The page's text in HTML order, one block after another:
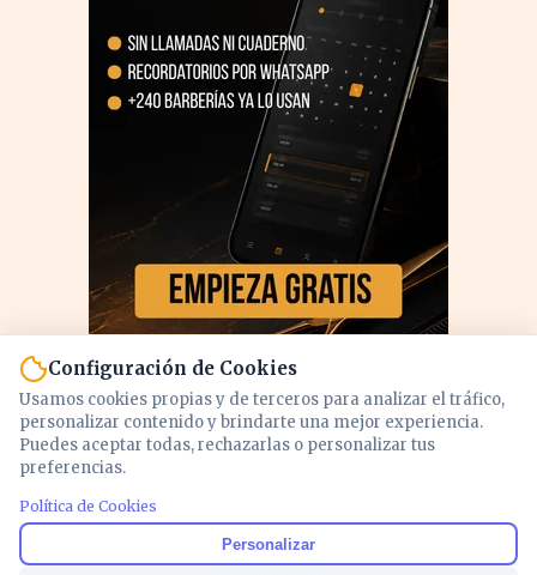
Configuración de Cookies
Usamos cookies propias y de terceros para analizar el tráfico,
personalizar contenido y brindarte una mejor experiencia.
Puedes aceptar todas, rechazarlas o personalizar tus
preferencias.
Política de Cookies
Personalizar